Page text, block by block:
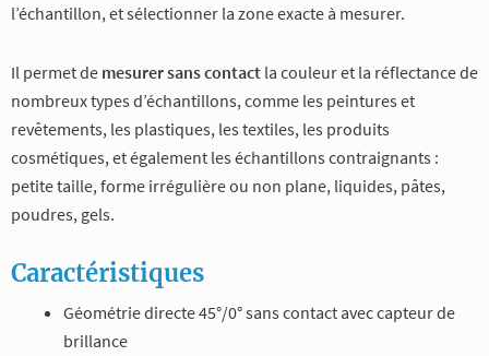
l’échantillon, et sélectionner la zone exacte à mesurer.
Il permet de mesurer sans contact la couleur et la réflectance de
nombreux types d’échantillons, comme les peintures et
revêtements, les plastiques, les textiles, les produits
cosmétiques, et également les échantillons contraignants :
petite taille, forme irrégulière ou non plane, liquides, pâtes,
poudres, gels.
Caractéristiques
Géométrie directe 45°/0° sans contact avec capteur de
brillance